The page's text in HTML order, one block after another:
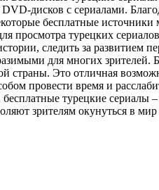
дисков с сериалами.
бесплатные источники
просмотра турецких
следить за развитием
для многих
страны. Это отличная
провести время и
турецкие сериалы
зрителям окунуться в